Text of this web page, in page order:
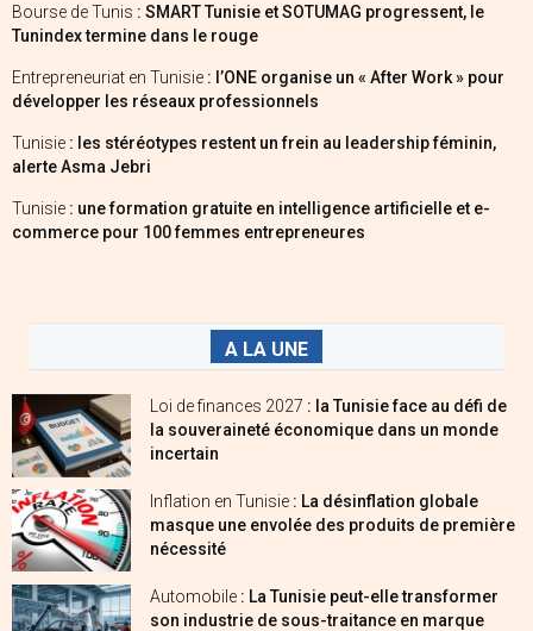
Bourse de Tunis : SMART Tunisie et SOTUMAG progressent, le
Tunindex termine dans le rouge
Entrepreneuriat en Tunisie : l’ONE organise un « After Work » pour
développer les réseaux professionnels
Tunisie : les stéréotypes restent un frein au leadership féminin,
alerte Asma Jebri
Tunisie : une formation gratuite en intelligence artificielle et e-
commerce pour 100 femmes entrepreneures
A LA UNE
Loi de finances 2027 : la Tunisie face au défi de
la souveraineté économique dans un monde
incertain
Inflation en Tunisie : La désinflation globale
masque une envolée des produits de première
nécessité
Automobile : La Tunisie peut-elle transformer
son industrie de sous-traitance en marque